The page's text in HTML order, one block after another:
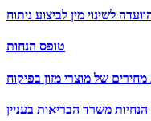
לשינוי מין לביצוע ניתוח
טופס הנחות
של מוצרי מזון בפיקוח